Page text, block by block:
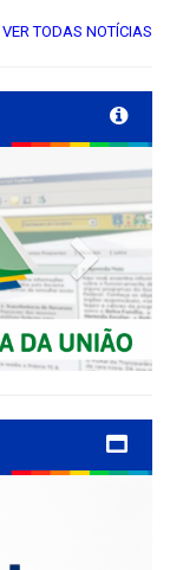
VER TODAS NOTÍCIAS
Next